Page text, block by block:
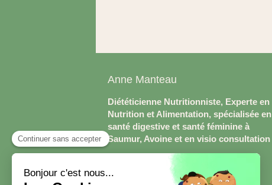
Anne Manteau
Diététicienne Nutritionniste, Experte en
Nutrition et Alimentation, spécialisée en
santé digestive et santé féminine à
Saumur, Avoine et en visio consultation